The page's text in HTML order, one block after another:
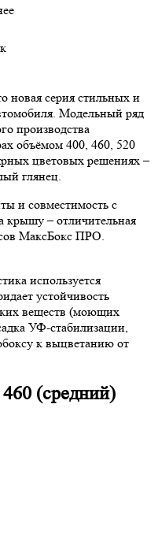
новая серия стильных и
Модельный ряд
производства
объёмом 400, 460, 520
цветовых решениях –
глянец.
и совместимость с
крышу – отличительная
МаксБокс ПРО.
используется
устойчивость
веществ (моющих
УФ-стабилизации,
к выцветанию от
(средний)